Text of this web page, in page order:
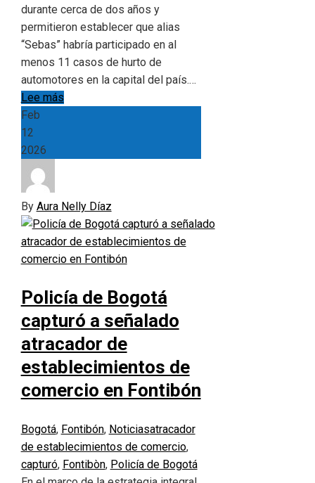
durante cerca de dos años y
permitieron establecer que alias
“Sebas” habría participado en al
menos 11 casos de hurto de
automotores en la capital del país.…
Lee más
Feb
12
2026
By Aura Nelly Díaz
Policía de Bogotá
capturó a señalado
atracador de
establecimientos de
comercio en Fontibón
Bogotá, Fontibón, Noticiasatracador
de establecimientos de comercio,
capturó, Fontibòn, Policía de Bogotá